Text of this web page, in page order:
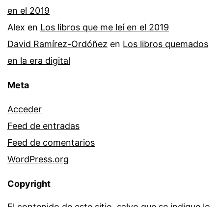
en el 2019
Alex en Los libros que me leí en el 2019
David Ramírez-Ordóñez en Los libros quemados
en la era digital
Meta
Acceder
Feed de entradas
Feed de comentarios
WordPress.org
Copyright